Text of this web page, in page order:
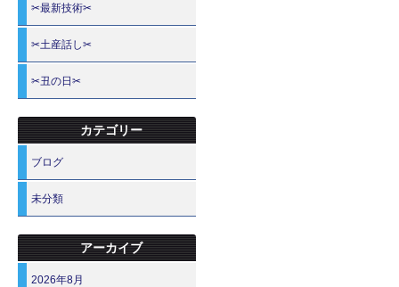
✂最新技術✂
✂土産話し✂
✂丑の日✂
カテゴリー
ブログ
未分類
アーカイブ
2026年8月